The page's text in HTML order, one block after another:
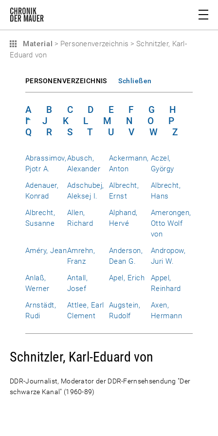
Material > Personenverzeichnis > Schnitzler, Karl-
Eduard von
PERSONENVERZEICHNIS Schließen
A B C D E F G
H
I
J K L M N O
P
Q
R S T U V W Z
Abrassimov,
Pjotr A.
Abusch,
Alexander
Ackermann,
Anton
Aczel,
György
Adenauer,
Konrad
Adschubej,
Aleksej I.
Albrecht,
Ernst
Albrecht,
Hans
Albrecht,
Susanne
Allen,
Richard
Alphand,
Hervé
Amerongen,
Otto Wolf
von
Améry, JeanAmrehn,
Franz
Anderson,
Dean G.
Andropow,
Juri W.
Anlaß,
Werner
Antall,
Josef
Apel, Erich
Appel,
Reinhard
Arnstädt,
Rudi
Attlee, Earl
Clement
Augstein,
Rudolf
Axen,
Hermann
Schnitzler, Karl-Eduard von
DDR-Journalist, Moderator der DDR-Fernsehsendung "Der
schwarze Kanal" (1960-89)